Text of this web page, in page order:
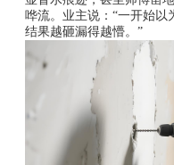
哗流。业主说：“一开始以
结果越砸漏得越懵。”